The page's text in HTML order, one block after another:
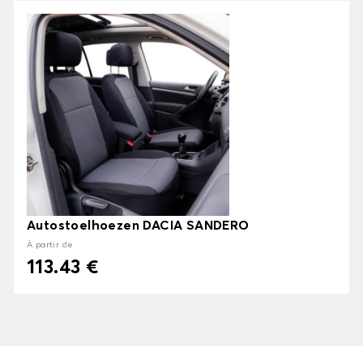
Autostoelhoezen DACIA SANDERO
À partir de
113.43 €